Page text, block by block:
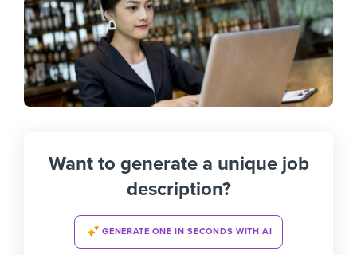
Want to generate a unique job
description?
GENERATE ONE IN SECONDS WITH AI